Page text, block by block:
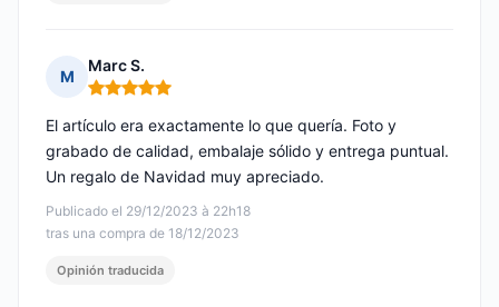
M
Marc S.
Nota: 5 de 5
Publicado el 29/12/2023 à 22h18
tras una compra de 18/12/2023
El artículo era exactamente lo que quería. Foto y
grabado de calidad, embalaje sólido y entrega puntual.
Un regalo de Navidad muy apreciado.
Opinión traducida